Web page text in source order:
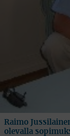
Raimo
olevalla